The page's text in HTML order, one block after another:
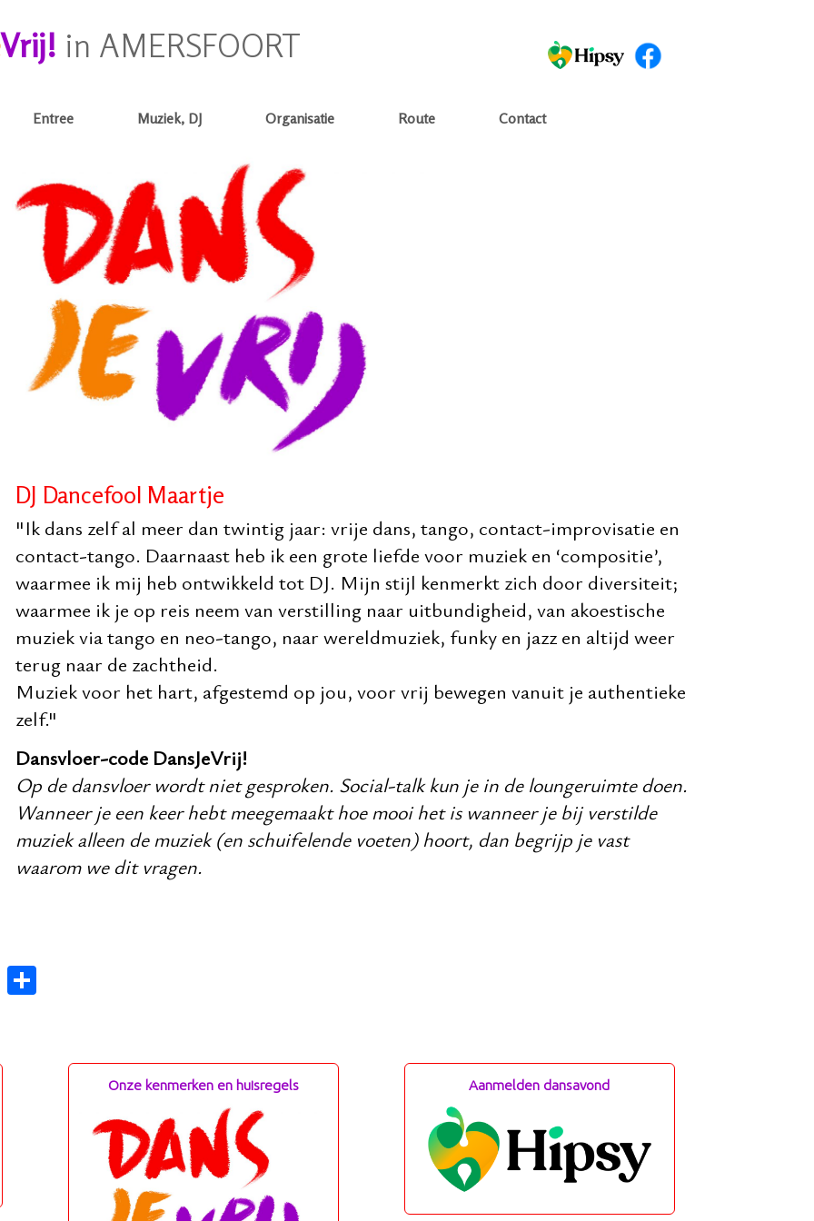
Vrij! in AMERSFOORT
Entree Muziek, DJ Organisatie Route Contact
DJ Dancefool Maartje
"Ik dans zelf al meer dan twintig jaar: vrije dans, tango, contact-improvisatie en
contact-tango. Daarnaast heb ik een grote liefde voor muziek en ‘compositie’,
waarmee ik mij heb ontwikkeld tot DJ. Mijn stijl kenmerkt zich door diversiteit;
waarmee ik je op reis neem van verstilling naar uitbundigheid, van akoestische
muziek via tango en neo-tango, naar wereldmuziek, funky en jazz en altijd weer
terug naar de zachtheid.
Muziek voor het hart, afgestemd op jou, voor vrij bewegen vanuit je authentieke
zelf."
Dansvloer-code DansJeVrij!
Op de dansvloer wordt niet gesproken. Social-talk kun je in de loungeruimte doen.
Wanneer je een keer hebt meegemaakt hoe mooi het is wanneer je bij verstilde
muziek alleen de muziek (en schuifelende voeten) hoort, dan begrijp je vast
waarom we dit vragen.
E
m
Onze kenmerken en huisregels Aanmelden dansavond